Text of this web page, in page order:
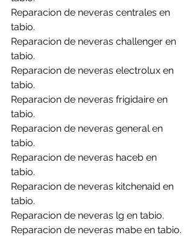
Reparacion de neveras centrales en
tabio.
Reparacion de neveras challenger en
tabio.
Reparacion de neveras electrolux en
tabio.
Reparacion de neveras frigidaire en
tabio.
Reparacion de neveras general en
tabio.
Reparacion de neveras haceb en
tabio.
Reparacion de neveras kitchenaid en
tabio.
Reparacion de neveras lg en tabio.
Reparacion de neveras mabe en tabio.